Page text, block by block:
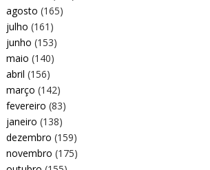
agosto (165)
julho (161)
junho (153)
maio (140)
abril (156)
março (142)
fevereiro (83)
janeiro (138)
dezembro (159)
novembro (175)